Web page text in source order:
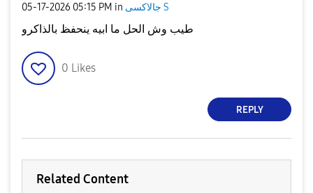
‎05-17-2026 05:15 PM in جالاكسى S
طيب وش الحل ما ابيه ينحفظ بالذاكرو
0 Likes
REPLY
Related Content